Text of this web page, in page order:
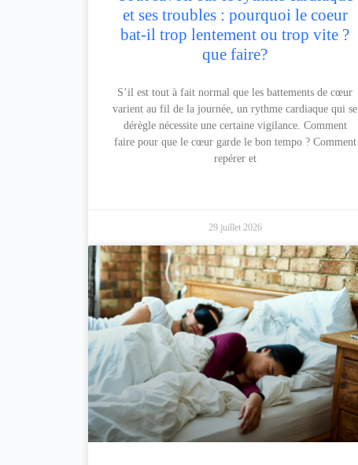
et ses troubles : pourquoi le coeur
bat-il trop lentement ou trop vite ?
que faire?
S’il est tout à fait normal que les battements de cœur
varient au fil de la journée, un rythme cardiaque qui se
dérègle nécessite une certaine vigilance. Comment
faire pour que le cœur garde le bon tempo ? Comment
repérer et
29 juillet 2026